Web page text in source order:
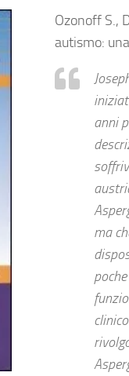
Ozonoff S.,
autismo:
anni
ma